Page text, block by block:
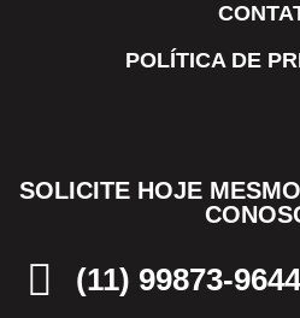
POLÍTICA DE
SOLICITE HOJE
(11) 99873-9644